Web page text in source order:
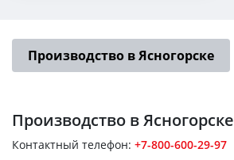
Производство в Ясногорске
Производство в Ясногорске
Контактный телефон: +7-800-600-29-97